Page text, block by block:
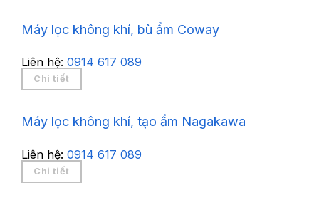
Máy lọc không khí, bù ẩm Coway
Liên hệ: 0914 617 089
Chi tiết
Máy lọc không khí, tạo ẩm Nagakawa
Liên hệ: 0914 617 089
Chi tiết